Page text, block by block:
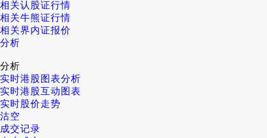
相关认股证行情
相关牛熊证行情
相关界内证报价
分析
分析
实时港股图表分析
实时港股互动图表
实时股价走势
沽空
成交记录